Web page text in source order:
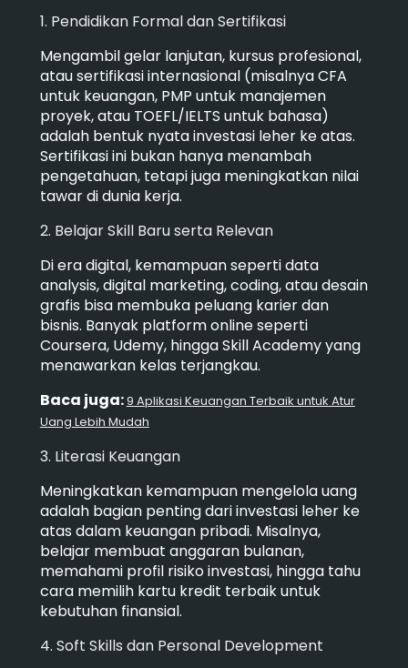
1. Pendidikan Formal dan Sertifikasi
Mengambil gelar lanjutan, kursus profesional,
atau sertifikasi internasional (misalnya CFA
untuk keuangan, PMP untuk manajemen
proyek, atau TOEFL/IELTS untuk bahasa)
adalah bentuk nyata investasi leher ke atas.
Sertifikasi ini bukan hanya menambah
pengetahuan, tetapi juga meningkatkan nilai
tawar di dunia kerja.
2. Belajar Skill Baru serta Relevan
Di era digital, kemampuan seperti data
analysis, digital marketing, coding, atau desain
grafis bisa membuka peluang karier dan
bisnis. Banyak platform online seperti
Coursera, Udemy, hingga Skill Academy yang
menawarkan kelas terjangkau.
Baca juga:9 Aplikasi Keuangan Terbaik untuk Atur
Uang Lebih Mudah
3. Literasi Keuangan
Meningkatkan kemampuan mengelola uang
adalah bagian penting dari investasi leher ke
atas dalam keuangan pribadi. Misalnya,
belajar membuat anggaran bulanan,
memahami profil risiko investasi, hingga tahu
cara memilih kartu kredit terbaik untuk
kebutuhan finansial.
4. Soft Skills dan Personal Development